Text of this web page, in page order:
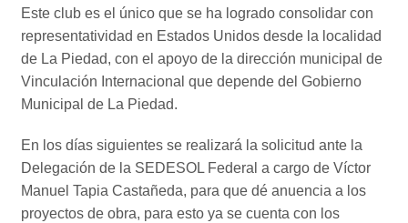
Este club es el único que se ha logrado consolidar con
representatividad en Estados Unidos desde la localidad
de La Piedad, con el apoyo de la dirección municipal de
Vinculación Internacional que depende del Gobierno
Municipal de La Piedad.
En los días siguientes se realizará la solicitud ante la
Delegación de la SEDESOL Federal a cargo de Víctor
Manuel Tapia Castañeda, para que dé anuencia a los
proyectos de obra, para esto ya se cuenta con los